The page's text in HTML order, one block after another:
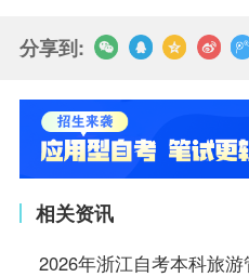
分享到:
相关资讯
2026年浙江自考本科旅